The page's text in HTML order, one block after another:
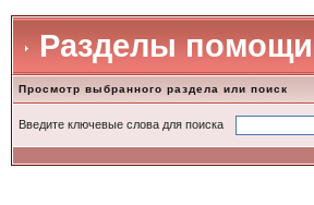
Разделы помощи
Просмотр выбранного раздела или поиск
Введите ключевые слова для поиска